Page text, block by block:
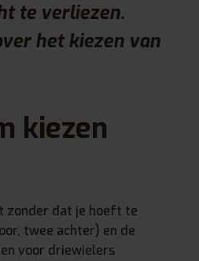
te verliezen.
het kiezen van
kiezen
zonder dat je hoeft te
twee achter) en de
voor driewielers